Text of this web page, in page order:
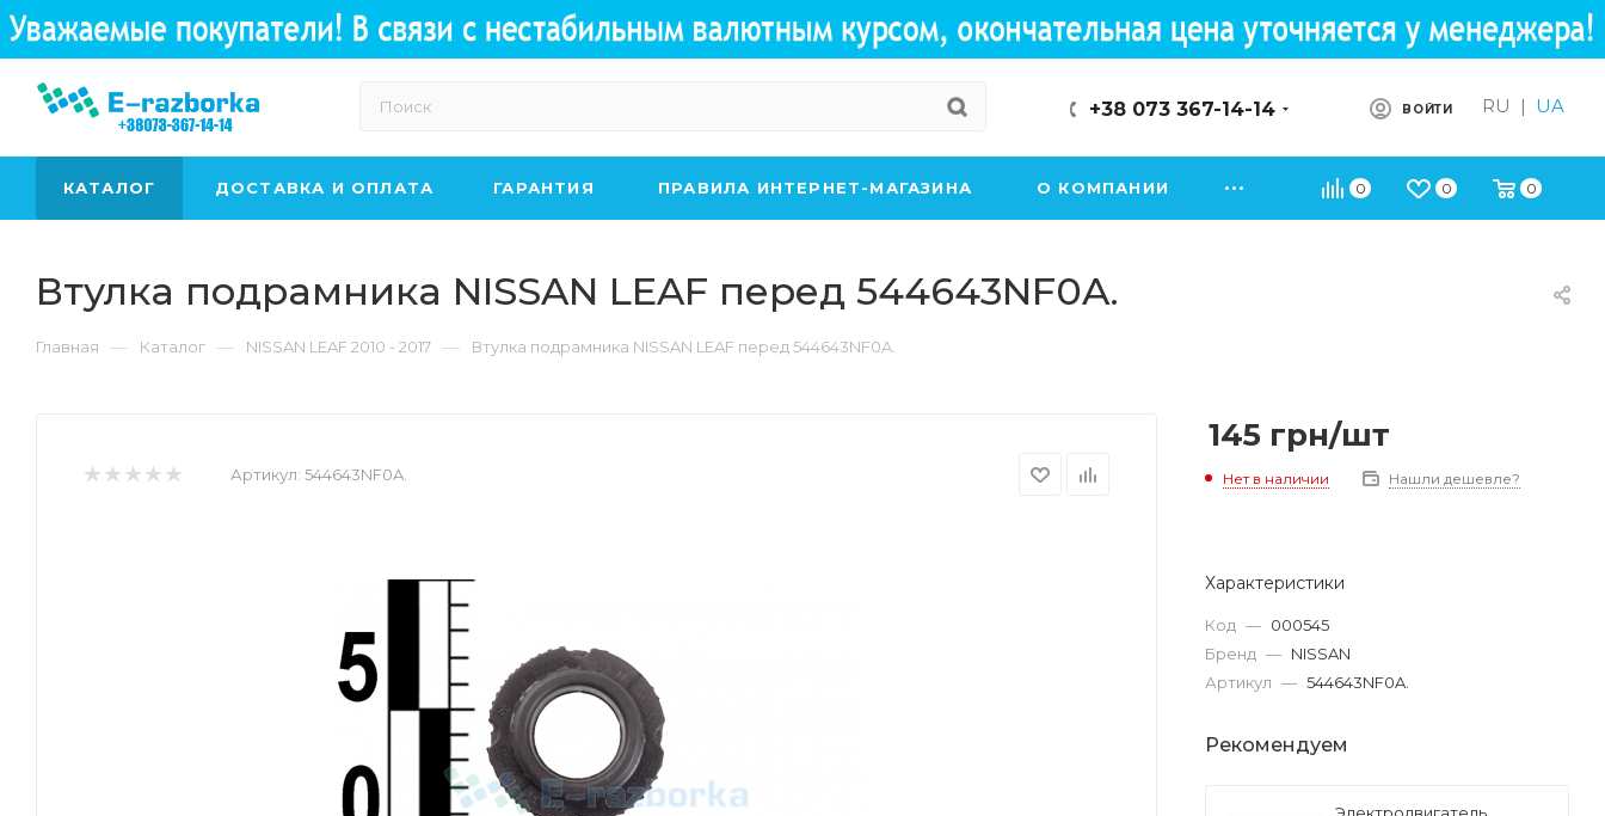
RU | UA
ВОЙТИ
+38 073 367-14-14
0 0 0
КАТАЛОГ ДОСТАВКА И ОПЛАТА ГАРАНТИЯ ПРАВИЛА ИНТЕРНЕТ-МАГАЗИНА О КОМПАНИИ
Втулка подрамника NISSAN LEAF перед 544643NF0A.
Главная — Каталог — NISSAN LEAF 2010 - 2017 — Втулка подрамника NISSAN LEAF перед 544643NF0A.
Артикул: 544643NF0A.
145 грн/шт
Нет в наличии Нашли дешевле?
Характеристики
Код — 000545
Бренд — NISSAN
Артикул — 544643NF0A.
Рекомендуем